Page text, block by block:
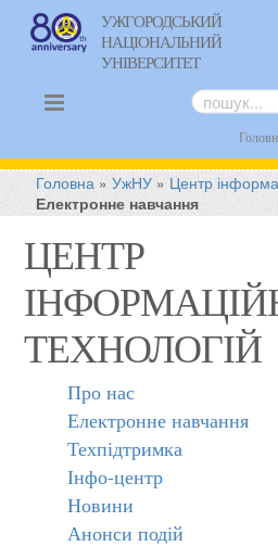
УЖГОРОДСЬКИЙ
НАЦІОНАЛЬНИЙ
УНІВЕРСИТЕТ
Головна »УжНУ » Центр
Електронне навчання
ЦЕНТР
ТЕХНОЛОГІЙ
Про нас
Електронне навчання
Техпідтримка
Інфо-центр
Новини
Анонси подій